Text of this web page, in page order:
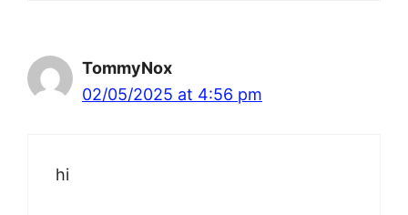
TommyNox
02/05/2025 at 4:56 pm
hi